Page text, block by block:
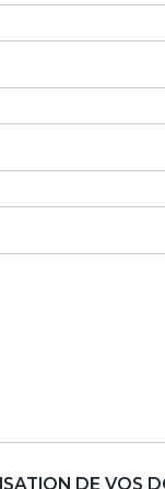
DE VOS